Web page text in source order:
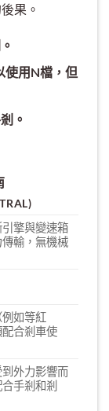
果。
使用N檔，但
。
擎與變速箱
輸，無機械
如等紅
合剎車使
外力影響而
手剎和剎